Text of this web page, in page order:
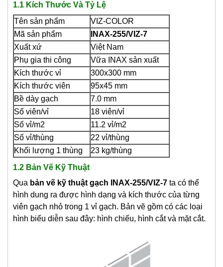
1.1 Kích Thước Và Tỷ Lệ
Tên sản phẩm
VIZ-COLOR
Mã sản phẩm
INAX-255/VIZ-7
Xuất xứ
Việt Nam
Phụ gia thi công
Vữa INAX sản xuất
Kích thước vỉ
300x300 mm
Kích thước viên
95x45 mm
Bề dày gạch
7.0 mm
Số viên/vỉ
18 viên/vỉ
Số vỉ/m2
11.2 vỉ/m2
Số vỉ/thùng
22 vỉ/thùng
Khối lượng 1 thùng
23 kg/thùng
1.2 Bản Vẽ Kỹ Thuật
Qua bản vẽ kỹ thuật gạch INAX-255/VIZ-7 ta có thể
hình dung ra được hình dạng và kích thước của từng
viên gạch nhỏ trong 1 vỉ gạch. Bản vẽ gồm có các loại
hình biểu diễn sau đây: hình chiếu, hình cắt và mặt cắt.